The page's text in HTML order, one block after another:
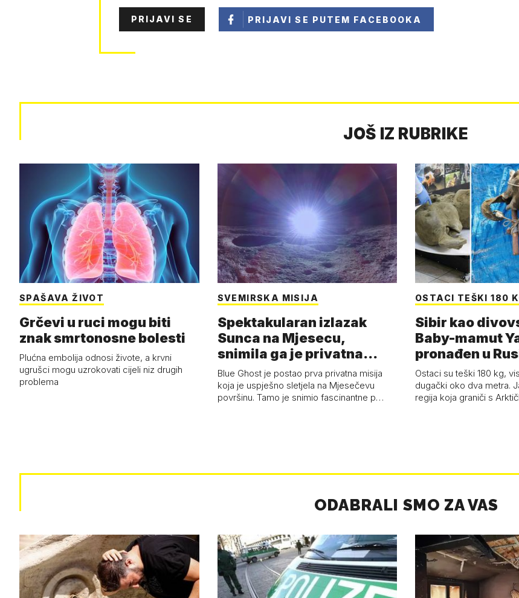
PRIJAVI SE PRIJAVI SE PUTEM FACEBOOKA
JOŠ IZ RUBRIKE
SPAŠAVA ŽIVOT
Grčevi u ruci mogu biti
znak smrtonosne bolesti
Plućna embolija odnosi živote, a krvni
ugrušci mogu uzrokovati cijeli niz drugih
problema
SVEMIRSKA MISIJA
Spektakularan izlazak
Sunca na Mjesecu,
snimila ga je privatna
letjelica - 'Pla…
Blue Ghost je postao prva privatna misija
koja je uspješno sletjela na Mjesečevu
površinu. Tamo je snimio fascinantne p…
OSTACI TEŠKI 180
Sibir kao
Baby-mamut
pronađen u
najsačuvaniji
Ostaci su teški 180 kg,
dugački oko dva metra.
regija koja graniči s